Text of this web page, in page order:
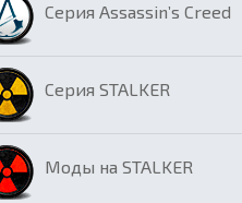
Серия Assassin’s Creed
Серия STALKER
Моды на STALKER